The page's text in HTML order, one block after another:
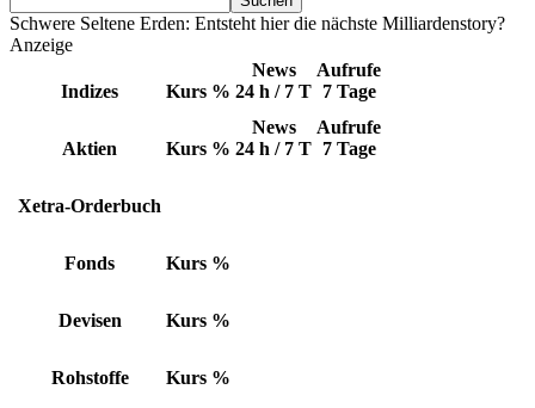
Schwere Seltene Erden: Entsteht hier die nächste Milliardenstory?
Anzeige
Indizes Kurs %
News
24 h / 7 T
Aufrufe
7 Tage
Aktien Kurs %
News
24 h / 7 T
Aufrufe
7 Tage
Xetra-Orderbuch
Fonds Kurs %
Devisen Kurs %
Rohstoffe Kurs %